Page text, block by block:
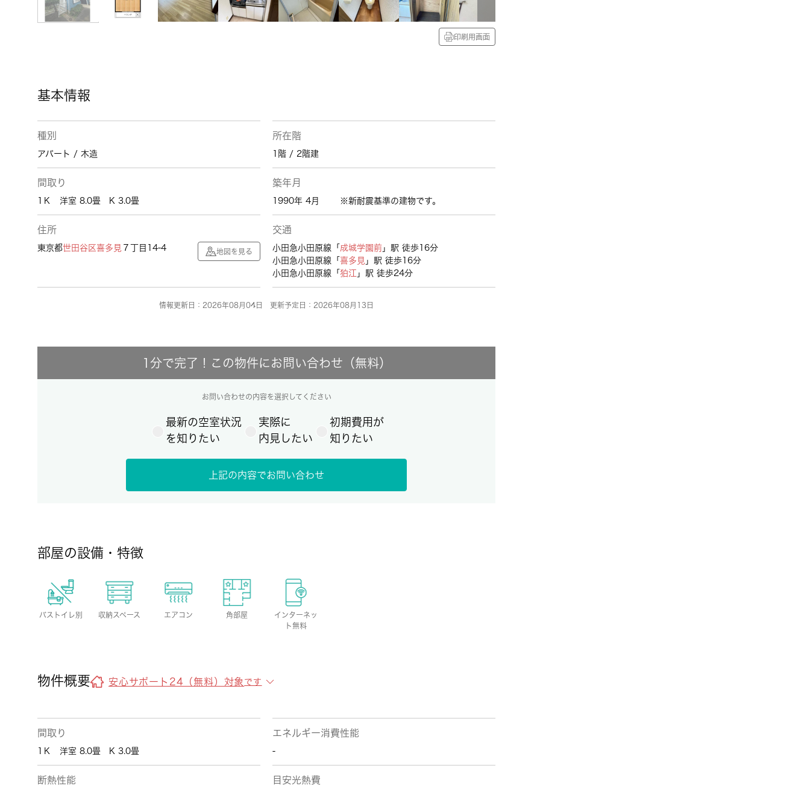
印刷用画面
基本情報
種別
アパート / 木造
所在階
1階 / 2階建
間取り
1Ｋ 洋室 8.0畳 K 3.0畳
築年月
1990年 4月 ※新耐震基準の建物です。
住所
東京都世田谷区喜多見 ７丁目14-4 地図を見る
交通
小田急小田原線「 成城学園前 」駅 徒歩16分
小田急小田原線「 喜多見 」駅 徒歩16分
小田急小田原線「 狛江 」駅 徒歩24分
情報更新日：2026年08月04日 更新予定日：2026年08月13日
1分で完了！この物件にお問い合わせ（無料）
お問い合わせの内容を選択してください
最新の空室状況
を知りたい
実際に
内見したい
初期費用が
知りたい
上記の内容でお問い合わせ
部屋の設備・特徴
バストイレ別 収納スペース エアコン 角部屋
インターネッ
ト無料
物件概要 安心サポート24（無料）対象 です
間取り
1Ｋ 洋室 8.0畳 K 3.0畳
エネルギー消費性能
-
断熱性能 目安光熱費